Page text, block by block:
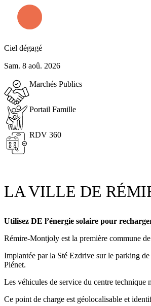
Ciel dégagé
Sam. 8 aoû. 2026
Marchés Publics
Portail Famille
RDV 360
LA VILLE DE
Utilisez DE l’énergie solaire pour
Rémire-Montjoly est la première commune
Implantée par la Sté Ezdrive sur le parking
Plénet.
Les véhicules de service du centre technique
Ce point de charge est géolocalisable et